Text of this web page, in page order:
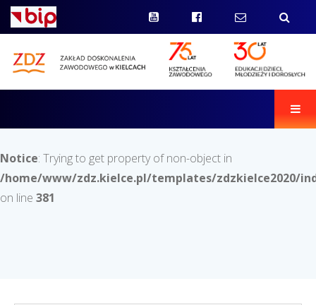
Notice: Trying to get property of non-object in
/home/www/zdz.kielce.pl/templates/zdzkielce2020/
on line 381